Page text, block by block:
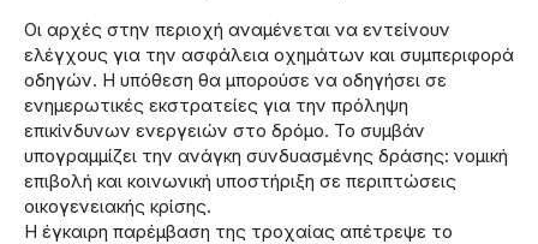
Οι αρχές στην περιοχή αναμένεται να εντείνουν
ελέγχους για την ασφάλεια οχημάτων και συμπεριφορά
οδηγών. Η υπόθεση θα μπορούσε να οδηγήσει σε
ενημερωτικές εκστρατείες για την πρόληψη
επικίνδυνων ενεργειών στο δρόμο. Το συμβάν
υπογραμμίζει την ανάγκη συνδυασμένης δράσης: νομική
επιβολή και κοινωνική υποστήριξη σε περιπτώσεις
οικογενειακής κρίσης.
Η έγκαιρη παρέμβαση της τροχαίας απέτρεψε το